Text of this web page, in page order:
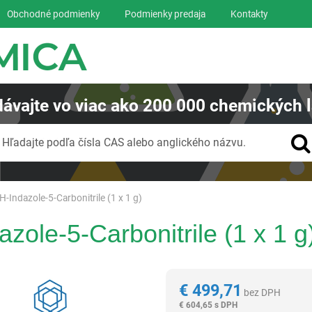
Indazole-5-Carbonitrile (1 x 1 g)
5-Carbonitrile (1 x 1
€499,71 bez DPH
€ 604,65 s DPH
Obchodné podmienky Podmienky predaja Kontakty
vo viac ako200 000 chemických
Hľadajte podľa čísla CAS alebo anglického názvu.